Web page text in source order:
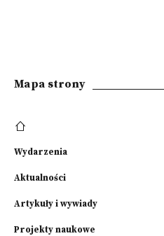
Komisji
w&nbsp;Krakowie
powołany
maja
1946
roku
jako
Mapa strony
Wydarzenia
Aktualności
Artykuły i wywiady
Projekty naukowe